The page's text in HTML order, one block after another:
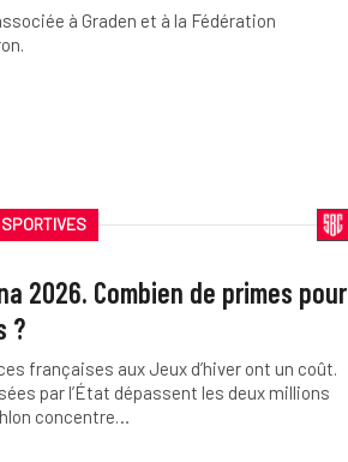
à Graden et à la Fédération
2026. Combien de primes pour
?
françaises aux Jeux d’hiver ont un coût.
par l’État dépassent les deux millions
concentre…